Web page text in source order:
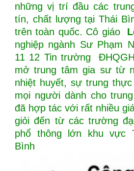
những vị trí đầu các
tín, chất lượng tại Thái
trên toàn quốc. Cô giáo
nghiệp ngành Sư Phạm
11 12 Tin trường
mở trung tâm gia sư từ
nhiệt huyết, sự trung
mọi người dành cho
đã hợp tác với rất nhiều
giỏi đến từ các trường
phổ thông lớn khu vực
Bình